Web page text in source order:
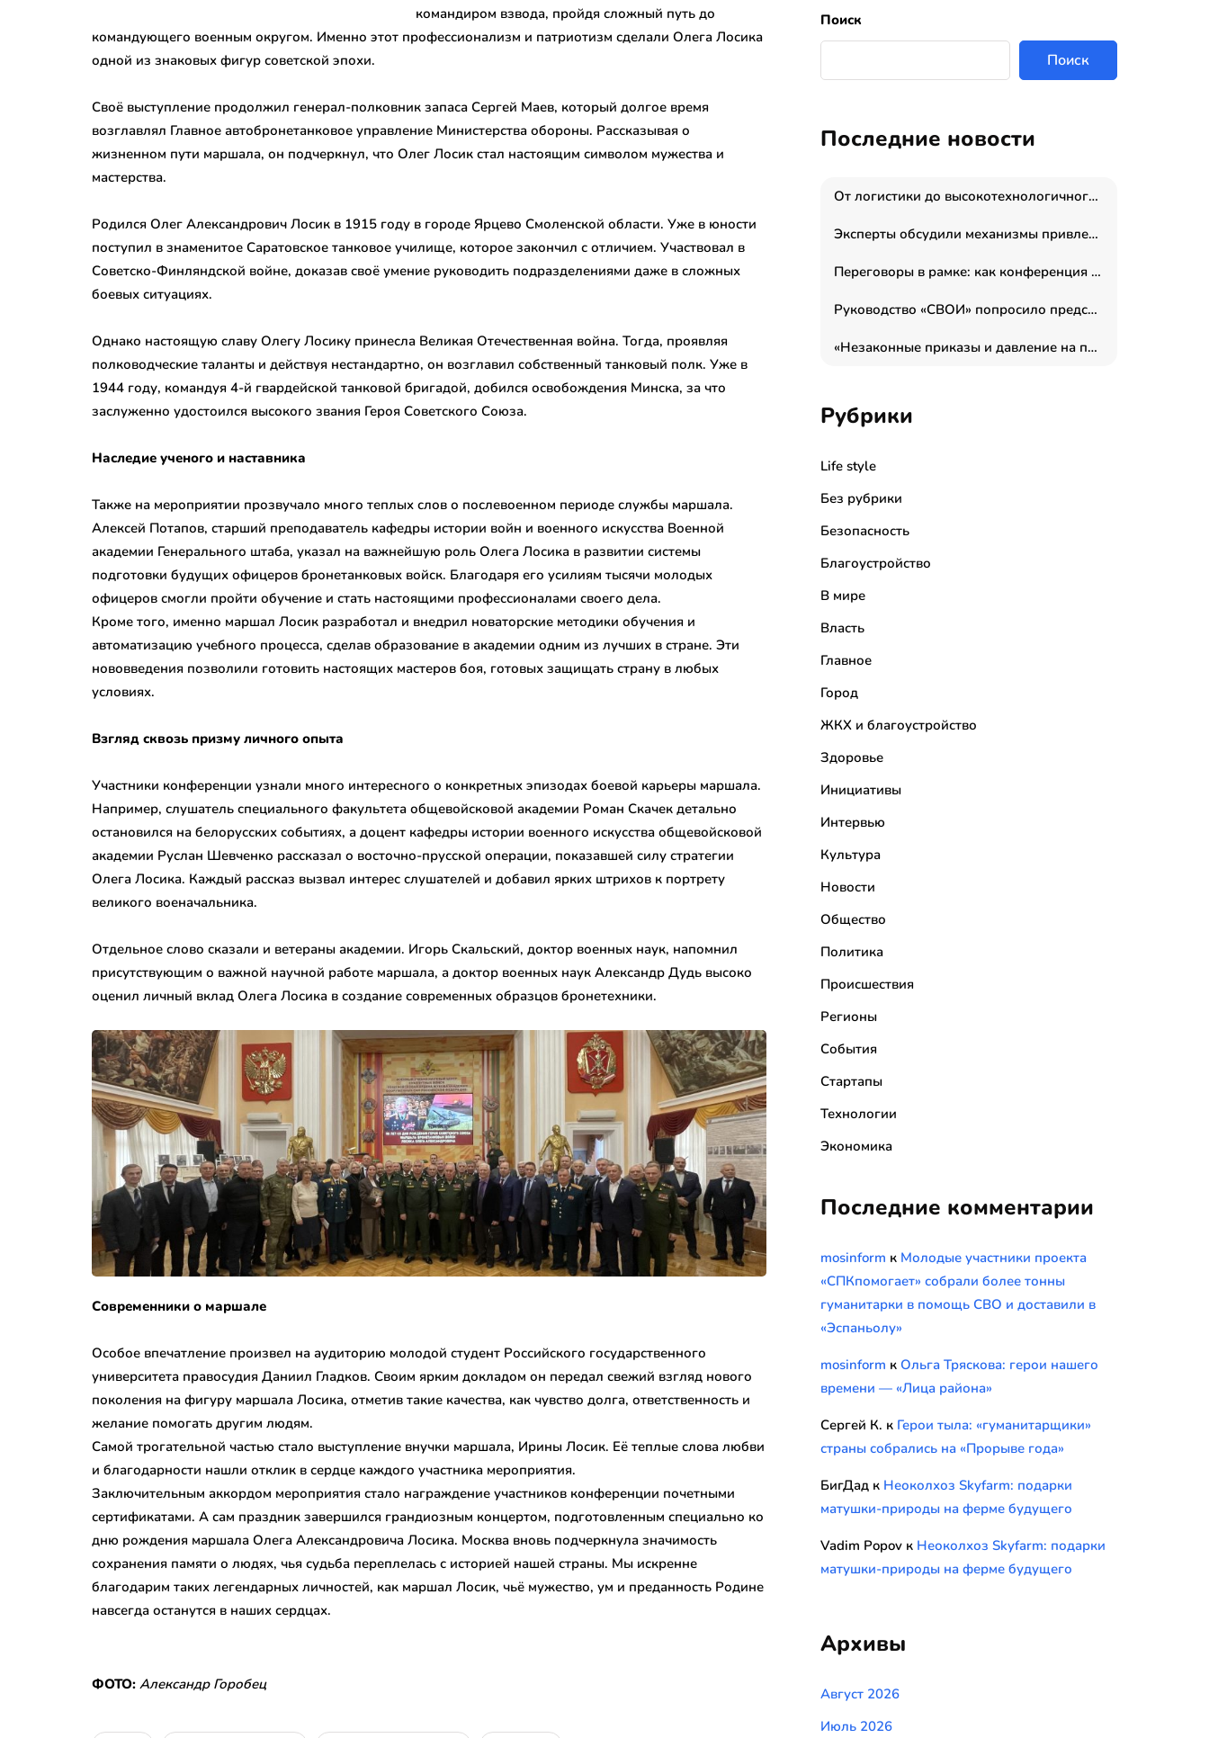
командиром взвода, пройдя сложный путь до
командующего военным округом. Именно этот профессионализм и патриотизм сделали Олега Лосика
одной из знаковых фигур советской эпохи.
Своё выступление продолжил генерал-полковник запаса Сергей Маев, который долгое время
возглавлял Главное автобронетанковое управление Министерства обороны. Рассказывая о
жизненном пути маршала, он подчеркнул, что Олег Лосик стал настоящим символом мужества и
мастерства.
Родился Олег Александрович Лосик в 1915 году в городе Ярцево Смоленской области. Уже в юности
поступил в знаменитое Саратовское танковое училище, которое закончил с отличием. Участвовал в
Советско-Финляндской войне, доказав своё умение руководить подразделениями даже в сложных
боевых ситуациях.
Однако настоящую славу Олегу Лосику принесла Великая Отечественная война. Тогда, проявляя
полководческие таланты и действуя нестандартно, он возглавил собственный танковый полк. Уже в
1944 году, командуя 4-й гвардейской танковой бригадой, добился освобождения Минска, за что
заслуженно удостоился высокого звания Героя Советского Союза.
Наследие ученого и наставника
Также на мероприятии прозвучало много теплых слов о послевоенном периоде службы маршала.
Алексей Потапов, старший преподаватель кафедры истории войн и военного искусства Военной
академии Генерального штаба, указал на важнейшую роль Олега Лосика в развитии системы
подготовки будущих офицеров бронетанковых войск. Благодаря его усилиям тысячи молодых
офицеров смогли пройти обучение и стать настоящими профессионалами своего дела.
Кроме того, именно маршал Лосик разработал и внедрил новаторские методики обучения и
автоматизацию учебного процесса, сделав образование в академии одним из лучших в стране. Эти
нововведения позволили готовить настоящих мастеров боя, готовых защищать страну в любых
условиях.
Взгляд сквозь призму личного опыта
Участники конференции узнали много интересного о конкретных эпизодах боевой карьеры маршала.
Например, слушатель специального факультета общевойсковой академии Роман Скачек детально
остановился на белорусских событиях, а доцент кафедры истории военного искусства общевойсковой
академии Руслан Шевченко рассказал о восточно-прусской операции, показавшей силу стратегии
Олега Лосика. Каждый рассказ вызвал интерес слушателей и добавил ярких штрихов к портрету
великого военачальника.
Отдельное слово сказали и ветераны академии. Игорь Скальский, доктор военных наук, напомнил
присутствующим о важной научной работе маршала, а доктор военных наук Александр Дудь высоко
оценил личный вклад Олега Лосика в создание современных образцов бронетехники.
Современники о маршале
Особое впечатление произвел на аудиторию молодой студент Российского государственного
университета правосудия Даниил Гладков. Своим ярким докладом он передал свежий взгляд нового
поколения на фигуру маршала Лосика, отметив такие качества, как чувство долга, ответственность и
желание помогать другим людям.
Самой трогательной частью стало выступление внучки маршала, Ирины Лосик. Её теплые слова любви
и благодарности нашли отклик в сердце каждого участника мероприятия.
Заключительным аккордом мероприятия стало награждение участников конференции почетными
сертификатами. А сам праздник завершился грандиозным концертом, подготовленным специально ко
дню рождения маршала Олега Александровича Лосика. Москва вновь подчеркнула значимость
сохранения памяти о людях, чья судьба переплелась с историей нашей страны. Мы искренне
благодарим таких легендарных личностей, как маршал Лосик, чьё мужество, ум и преданность Родине
навсегда останутся в наших сердцах.
ФОТО: Александр Горобец
Поиск
Поиск
Последние новости
От логистики до высокотехнологичного производства: как основатель “гагаринга” выстраивает экосистему безопасности и гражданских БПЛА
Эксперты обсудили механизмы привлечения молодых специалистов в промышленные города
Переговоры в рамке: как конференция «Бизнес как искусство» переформатирует деловой этикет в стенах ТПП РФ
Руководство «СВОИ» попросило председателя СКР дать правовую оценку обысков в тыловом штабе
«Незаконные приказы и давление на полицию»: Эрнеста Султанова задержали у посольства Израиля во время одиночного пикета
Рубрики
Life style
Без рубрики
Безопасность
Благоустройство
В мире
Власть
Главное
Город
ЖКХ и благоустройство
Здоровье
Инициативы
Интервью
Культура
Новости
Общество
Политика
Происшествия
Регионы
События
Стартапы
Технологии
Экономика
Последние комментарии
mosinform к Молодые участники проекта
«СПКпомогает» собрали более тонны
гуманитарки в помощь СВО и доставили в
«Эспаньолу»
mosinform к Ольга Тряскова: герои нашего
времени — «Лица района»
Сергей К. к Герои тыла: «гуманитарщики»
страны собрались на «Прорыве года»
БигДад к Неоколхоз Skyfarm: подарки
матушки-природы на ферме будущего
Vadim Popov к Неоколхоз Skyfarm: подарки
матушки-природы на ферме будущего
Архивы
Август 2026
Июль 2026